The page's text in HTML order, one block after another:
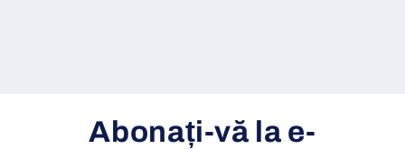
Abonați-vă la e-